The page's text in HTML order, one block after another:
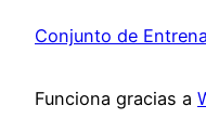
Conjunto de
Funciona gracias a